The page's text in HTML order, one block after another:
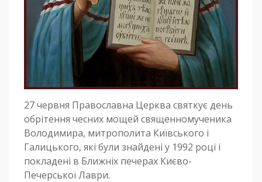
27 червня Православна Церква святкує день
обрітення чесних мощей священномученика
Володимира, митрополита Київського і
Галицького, які були знайдені у 1992 році і
покладені в Ближніх печерах Києво-
Печерської Лаври.